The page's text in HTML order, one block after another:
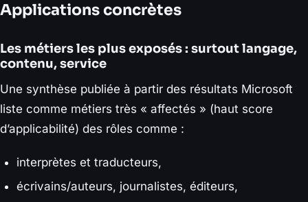
Applications concrètes
Les métiers les plus exposés : surtout langage,
contenu, service
Une synthèse publiée à partir des résultats Microsoft
liste comme métiers très « affectés » (haut score
d’applicabilité) des rôles comme :
interprètes et traducteurs,
écrivains/auteurs, journalistes, éditeurs,